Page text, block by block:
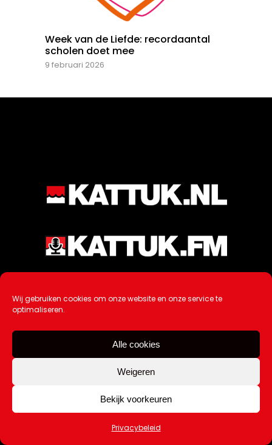
Wij gebruiken cookies om onze website en onze service te
optimaliseren.
Alle cookies
Weigeren
Bekijk voorkeuren
Privacybeleid
Week van de Liefde: recordaantal
scholen doet mee
9 februari 2026
Ontwikkeling / Hosting door
Design & Media